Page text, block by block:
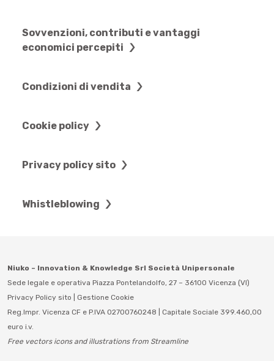
Sovvenzioni, contributi e vantaggi
economici percepiti
Condizioni di vendita
Cookie policy
Privacy policy sito
Whistleblowing
Niuko – Innovation & Knowledge Srl Società Unipersonale
Sede legale e operativa Piazza Pontelandolfo, 27 – 36100 Vicenza (VI)
Privacy Policy sito
Gestione Cookie
Reg.Impr. Vicenza CF e P.IVA 02700760248 | Capitale Sociale 399.460,00
euro i.v.
Free vectors icons and illustrations from Streamline